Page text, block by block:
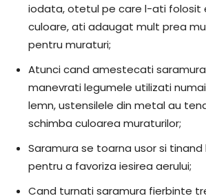
iodata, otetul pe care l-ati folosit
culoare, ati adaugat mult prea
pentru muraturi;
Atunci cand amestecati
manevrati legumele utilizati
lemn, ustensilele din metal au
schimba culoarea muraturilor;
Saramura se toarna usor si
pentru a favoriza iesirea aerului;
Cand turnati saramura fierbinte